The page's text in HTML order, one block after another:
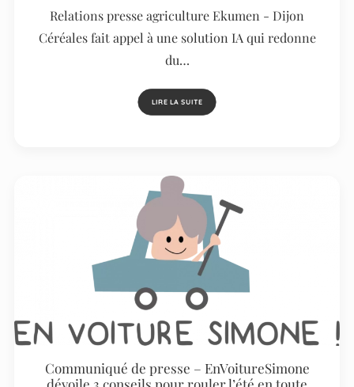
Relations presse agriculture Ekumen - Dijon
Céréales fait appel à une solution IA qui redonne
du…
LIRE LA SUITE
Communiqué de presse – EnVoitureSimone